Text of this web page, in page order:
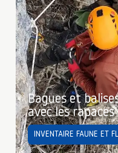
Bagues et
avec les rapaces
INVENTAIRE FAUNE ET